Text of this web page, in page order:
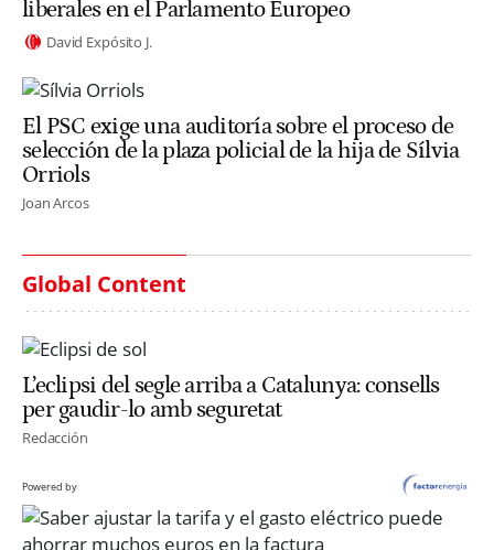
liberales en el Parlamento Europeo
David Expósito J.
El PSC exige una auditoría sobre el proceso de
selección de la plaza policial de la hija de Sílvia
Orriols
Joan Arcos
Global Content
L’eclipsi del segle arriba a Catalunya: consells
per gaudir-lo amb seguretat
Redacción
Powered by